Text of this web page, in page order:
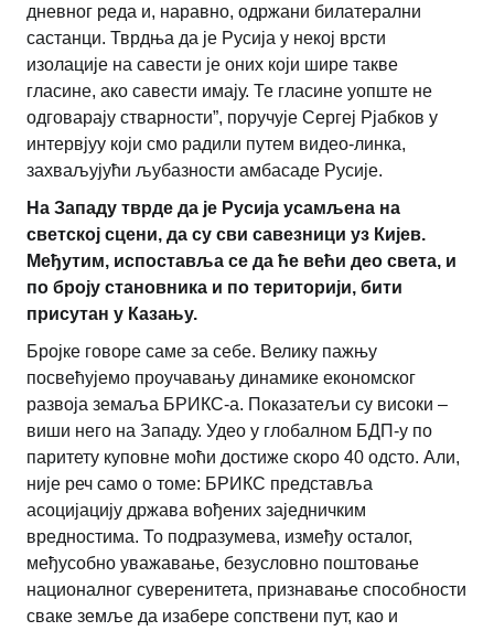
дневног реда и, наравно, одржани билатерални
састанци. Тврдња да је Русија у некој врсти
изолације на савести је оних који шире такве
гласине, ако савести имају. Те гласине уопште не
одговарају стварности”, поручује Сергеј Рјабков у
интервјуу који смо радили путем видео-линка,
захваљујући љубазности амбасаде Русије.
На Западу тврде да је Русија усамљена на
светској сцени, да су сви савезници уз Кијев.
Међутим, испоставља се да ће већи део света, и
по броју становника и по територији, бити
присутан у Казању.
Бројке говоре саме за себе. Велику пажњу
посвећујемо проучавању динамике економског
развоја земаља БРИКС-а. Показатељи су високи –
виши него на Западу. Удео у глобалном БДП-у по
паритету куповне моћи достиже скоро 40 одсто. Али,
није реч само о томе: БРИКС представља
асоцијацију држава вођених заједничким
вредностима. То подразумева, између осталог,
међусобно уважавање, безусловно поштовање
националног суверенитета, признавање способности
сваке земље да изабере сопствени пут, као и